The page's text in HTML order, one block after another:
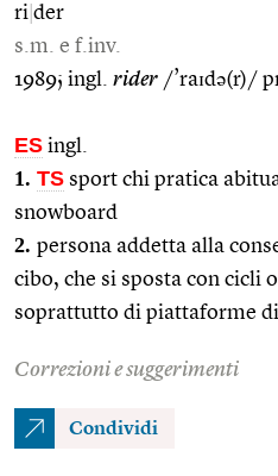
ri der
s.m. e f.inv.
1989; ingl. rider /’raɪdə(r)/
ES ingl.
1. TS sport chi pratica
snowboard
2. persona addetta alla
cibo, che si sposta con cicli
soprattutto di piattaforme
Correzioni e suggerimenti
Condividi